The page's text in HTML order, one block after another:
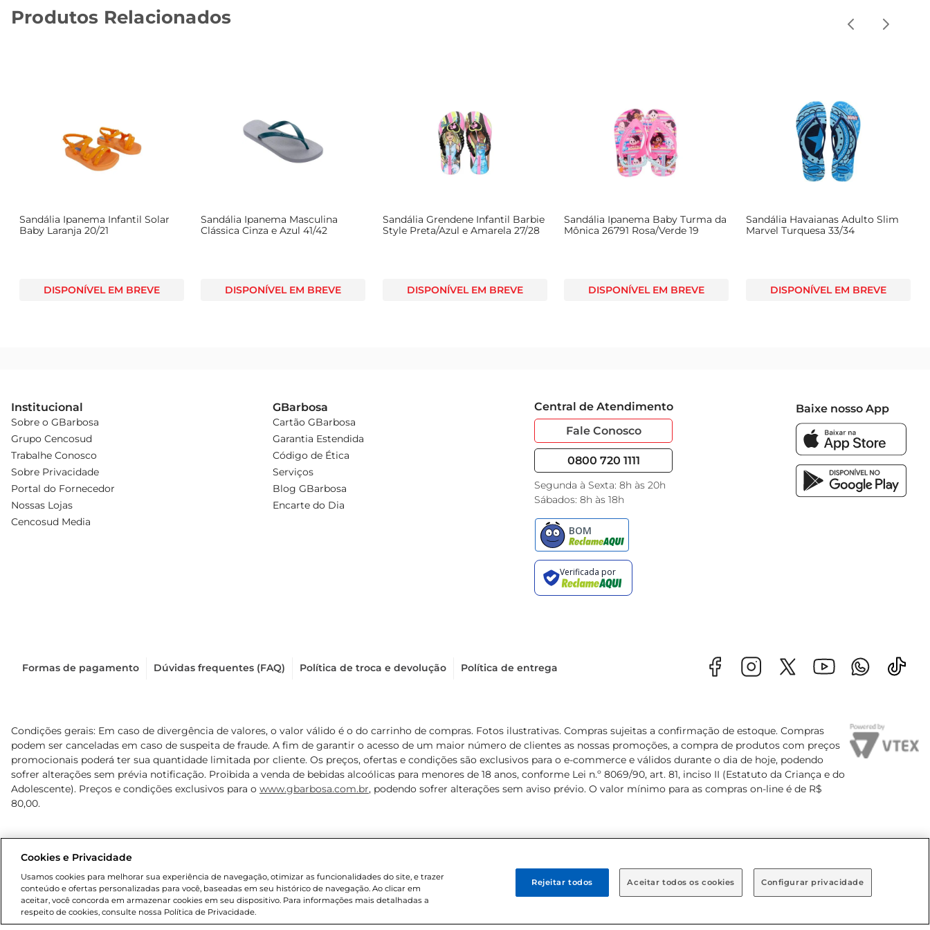
Produtos Relacionados
Sandália Ipanema Infantil Solar
Baby Laranja 20/21
DISPONÍVEL EM BREVE
Sandália Ipanema Masculina
Clássica Cinza e Azul 41/42
DISPONÍVEL EM BREVE
Sandália Grendene Infantil Barbie
Style Preta/Azul e Amarela 27/28
DISPONÍVEL EM BREVE
Sandália Ipanema Baby Turma da
Mônica 26791 Rosa/Verde 19
DISPONÍVEL EM BREVE
Sandália Havaianas Adulto Slim
Marvel Turquesa 33/34
DISPONÍVEL EM BREVE
Institucional
Sobre o GBarbosa
Grupo Cencosud
Trabalhe Conosco
Sobre Privacidade
Portal do Fornecedor
Nossas Lojas
Cencosud Media
GBarbosa
Cartão GBarbosa
Garantia Estendida
Código de Ética
Serviços
Blog GBarbosa
Encarte do Dia
Central de Atendimento
Fale Conosco
0800 720 1111
Segunda à Sexta: 8h às 20h
Sábados: 8h às 18h
Baixe nosso App
Formas de pagamento Dúvidas frequentes (FAQ) Política de troca e devolução Política de entrega
Condições gerais: Em caso de divergência de valores, o valor válido é o do carrinho de compras. Fotos ilustrativas. Compras sujeitas a confirmação de estoque. Compras
podem ser canceladas em caso de suspeita de fraude. A fim de garantir o acesso de um maior número de clientes as nossas promoções, a compra de produtos com preços
promocionais poderá ter sua quantidade limitada por cliente. Os preços, ofertas e condições são exclusivos para o e-commerce e válidos durante o dia de hoje, podendo
sofrer alterações sem prévia notificação. Proibida a venda de bebidas alcoólicas para menores de 18 anos, conforme Lei n.º 8069/90, art. 81, inciso II (Estatuto da Criança e do
Adolescente). Preços e condições exclusivos para o www.gbarbosa.com.br, podendo sofrer alterações sem aviso prévio. O valor mínimo para as compras on-line é de R$
80,00.
© 2025 Copyright. Todos os direitos reservados Gbarbosa.
Cencosud Brasil Comercial SA.CNPJ sob n° 39.346.861/0350-38 . Sediada na Av. das Nações Unidas, 12.995, 21º andar, CEP: 04.578-000, Bairro Brooklin Paulista, na cidade de São Paulo - SP.
Cookies e Privacidade
Usamos cookies para melhorar sua experiência de navegação, otimizar as funcionalidades do site, e trazer
conteúdo e ofertas personalizadas para você, baseadas em seu histórico de navegação. Ao clicar em
aceitar, você concorda em armazenar cookies em seu dispositivo. Para informações mais detalhadas a
respeito de cookies, consulte nossa Política de Privacidade.
Configurar privacidade
Rejeitar todos Aceitar todos os cookies